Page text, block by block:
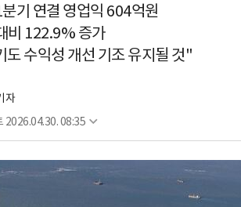
기 연결 영업익 604억원
비 122.9% 증가
도 수익성 개선 기조 유지될 것"
자
2026.04.30. 08:35